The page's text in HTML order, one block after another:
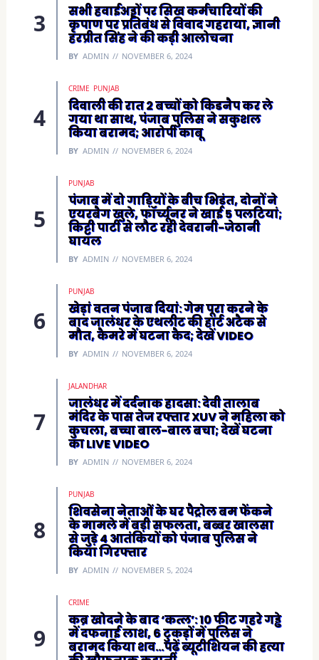
सभी हवाईअड्डों पर सिख कर्मचारियों की
कृपाण पर प्रतिबंध से विवाद गहराया, ज्ञानी
हरप्रीत सिंह ने की कड़ी आलोचना
BY ADMIN NOVEMBER 6, 2024
CRIME PUNJAB
दिवाली की रात 2 बच्चों को किडनैप कर ले
गया था साथ, पंजाब पुलिस ने सकुशल
किया बरामद; आरोपी काबू
BY ADMIN NOVEMBER 6, 2024
PUNJAB
पंजाब में दो गाड़ियों के बीच भिड़ंत, दोनों ने
एयरबैग खुले, फॉर्च्यूनर ने खाई 5 पलटियां;
किट्टी पार्टी से लौट रही देवरानी-जेठानी
घायल
BY ADMIN NOVEMBER 6, 2024
PUNJAB
खेड़ां वतन पंजाब दियां: गेम पूरा करने के
बाद जालंधर के एथलीट की हार्ट अटैक से
मौत, कैमरे में घटना कैद; देखें VIDEO
BY ADMIN NOVEMBER 6, 2024
JALANDHAR
जालंधर में दर्दनाक हादसा: देवी तालाब
मंदिर के पास तेज रफ्तार XUV ने महिला को
कुचला, बच्चा बाल-बाल बचा; देखें घटना
का LIVE VIDEO
BY ADMIN NOVEMBER 6, 2024
PUNJAB
शिवसेना नेताओं के घर पैट्रोल बम फेंकने
के मामले में बड़ी सफलता, बब्बर खालसा
से जुड़े 4 आतंकियों को पंजाब पुलिस ने
किया गिरफ्तार
BY ADMIN NOVEMBER 5, 2024
CRIME
कब्र खोदने के बाद ‘कत्ल’: 10 फीट गहरे गड्ढे
में दफनाई लाश, 6 टुकड़ों में पुलिस ने
बरामद किया शव…पढ़ें ब्यूटीशियन की हत्या